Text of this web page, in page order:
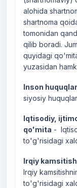
alohida
shartnoma
tomonidan
qilib boradi.
quyidagi
yuzasidan
Inson
siyosiy
Iqtisodiy,
qo'mita -
to'g'risidagi
Irqiy
Irqiy
to'g'risidagi